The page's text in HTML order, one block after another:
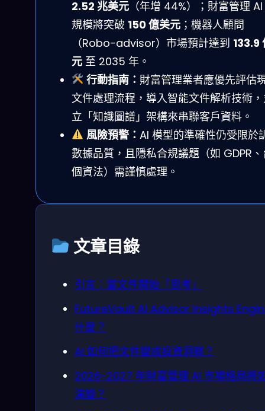
2.52 兆美元 （年增 44%）；財富管理
規模將突破 150 億美元 ；機器人顧問
（Robo-advisor）市場預計達到 133.9
元 至 2035 年。
行動指南： 財富管理業者應優先評估
文件處理流程，導入智能文件解析技術
立「知識圖譜」架構來串聯客戶資料。
風險預警： AI 模型的準確性仍受限於
數據品質，且隱私合規議題（如 GDPR
個資法）需謹慎處理。
文章目錄
引言：當文件開始「思考」
FutureVault AI Advisor Insights
什麼？
AI 如何把文件變成投資洞察？
2026-2027 年財富管理 AI 市場格局將
演變？